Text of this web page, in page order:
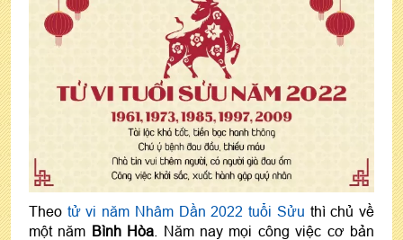
Theo tử vi năm Nhâm Dần 2022 tuổi Sửu thì chủ về
một năm Bình Hòa . Năm nay mọi công việc cơ bản